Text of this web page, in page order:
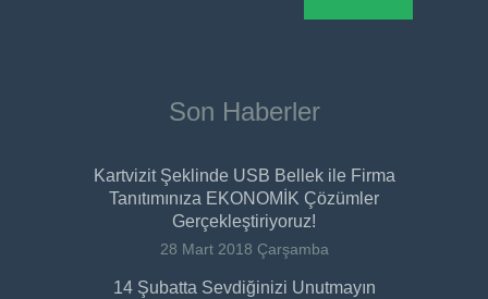
Son Haberler
Kartvizit Şeklinde USB Bellek ile Firma
Tanıtımınıza EKONOMİK Çözümler
Gerçekleştiriyoruz!
28 Mart 2018 Çarşamba
14 Şubatta Sevdiğinizi Unutmayın